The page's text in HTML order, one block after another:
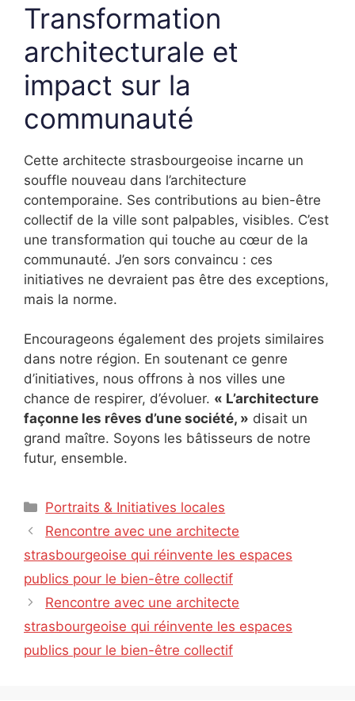
Transformation
architecturale et
impact sur la
communauté
Cette architecte strasbourgeoise incarne un
souffle nouveau dans l’architecture
contemporaine. Ses contributions au bien-être
collectif de la ville sont palpables, visibles. C’est
une transformation qui touche au cœur de la
communauté. J’en sors convaincu : ces
initiatives ne devraient pas être des exceptions,
mais la norme.
Encourageons également des projets similaires
dans notre région. En soutenant ce genre
d’initiatives, nous offrons à nos villes une
chance de respirer, d’évoluer. « L’architecture
façonne les rêves d’une société, » disait un
grand maître. Soyons les bâtisseurs de notre
futur, ensemble.
Catégories
Portraits & Initiatives locales
Rencontre avec une architecte
strasbourgeoise qui réinvente les espaces
publics pour le bien-être collectif
Rencontre avec une architecte
strasbourgeoise qui réinvente les espaces
publics pour le bien-être collectif